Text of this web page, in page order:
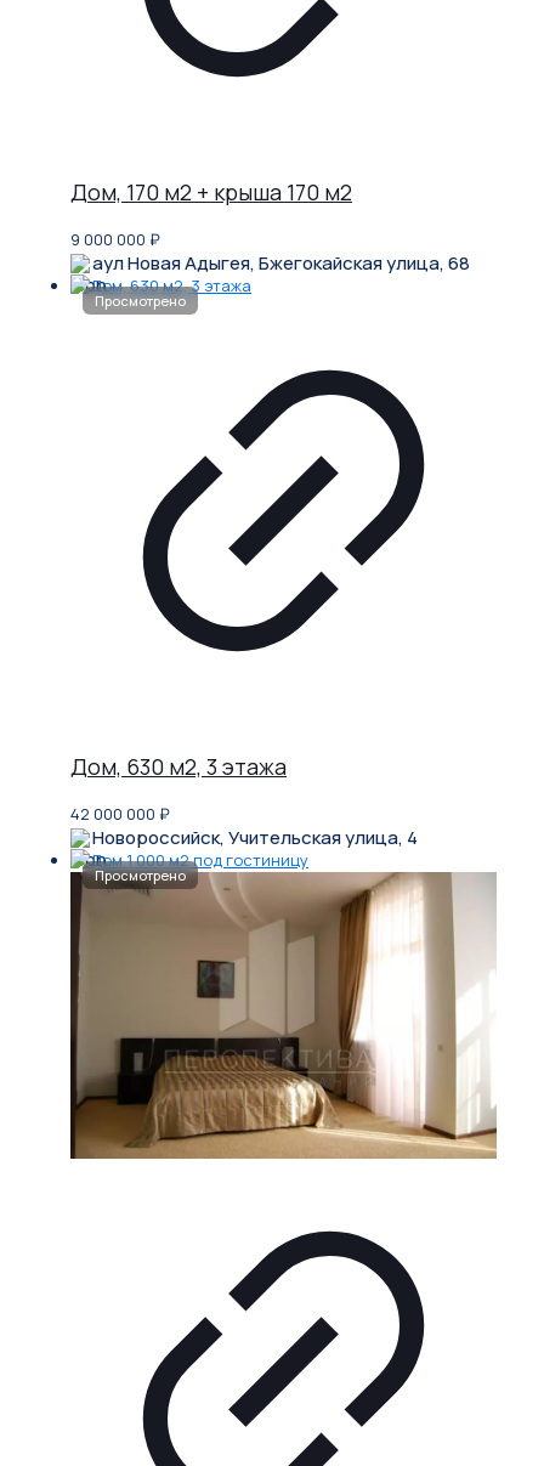
Дом, 170 м2 + крыша 170 м2
9 000 000 ₽
аул Новая Адыгея, Бжегокайская улица, 68
Дом, 630 м2, 3 этажа
42 000 000 ₽
Новороссийск, Учительская улица, 4